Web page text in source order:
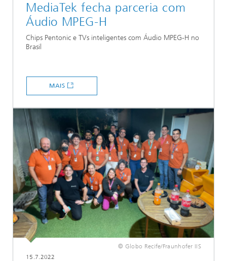
MediaTek fecha parceria com
Áudio MPEG-H
Chips Pentonic e TVs inteligentes com Áudio MPEG-H no
Brasil
MAIS
© Globo Recife/Fraunhofer IIS
15.7.2022